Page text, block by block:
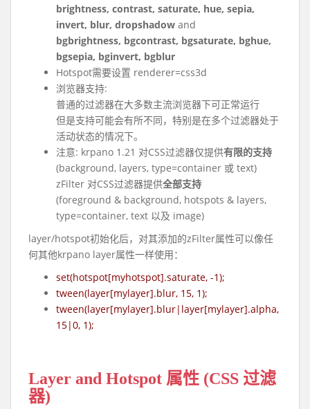
brightness, contrast, saturate, hue, sepia,
invert, blur, dropshadow and
bgbrightness, bgcontrast, bgsaturate, bghue,
bgsepia, bginvert, bgblur
Hotspot需要设置 renderer=css3d
浏览器支持:
普通的过滤器在大多数主流浏览器下可正常运行
但是支持可能会有所不同，特别是在多个过滤器处于
活动状态的情况下。
注意: krpano 1.21 对CSS过滤器仅提供有限的支持
(background, layers, type=container 或 text)
zFilter 对CSS过滤器提供全部支持
(foreground & background, hotspots & layers,
type=container, text 以及 image)
layer/hotspot初始化后，对其添加的zFilter属性可以像任
何其他krpano layer属性一样使用：
set(hotspot[myhotspot].saturate, -1);
tween(layer[mylayer].blur, 15, 1);
tween(layer[mylayer].blur|layer[mylayer].alpha,
15|0, 1);
Layer and Hotspot 属性 (CSS 过滤
器)